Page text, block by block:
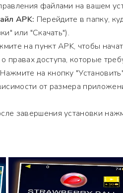
файлами на вашем
APK: Перейдите в папку,
или "Скачать").
на пункт APK, чтобы
правах доступа, которые
Нажмите на кнопку
от размера
завершения установки